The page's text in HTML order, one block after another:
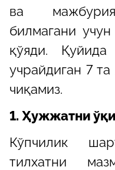
ва
билмагани
қўяди.
учрайдиган 7
чиқамиз.
1. Ҳужжатни
Кўпчилик
тилхатни